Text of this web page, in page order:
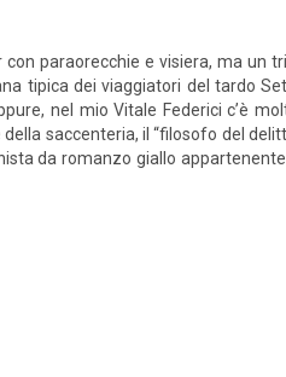
con paraorecchie e visiera, ma un
tipica dei viaggiatori del tardo
nel mio Vitale Federici c’è
della saccenteria, il “filosofo del
da romanzo giallo appartenente